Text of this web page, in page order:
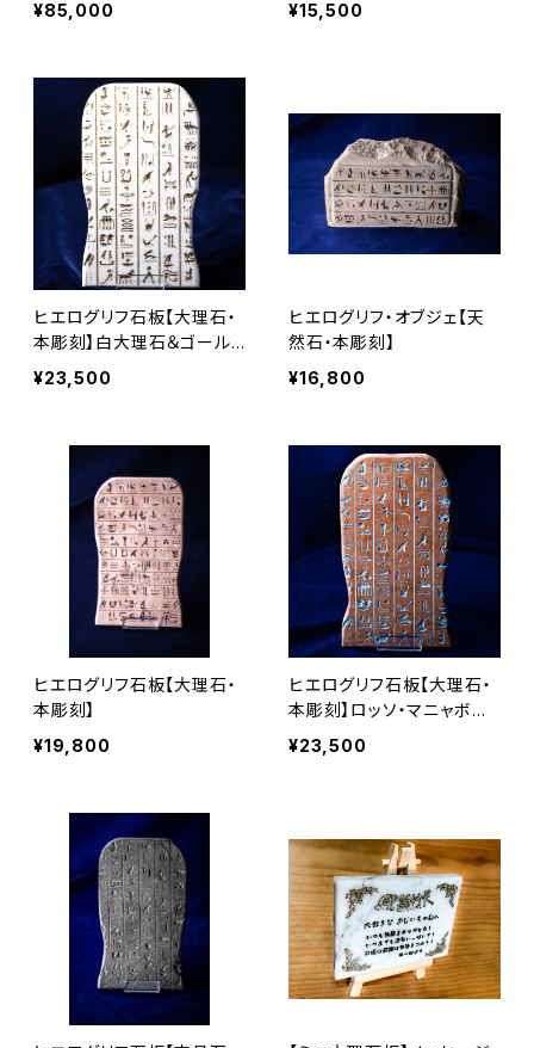
¥85,000 ¥15,500
ヒエログリフ石板【大理石・
本彫刻】白大理石＆ゴールド
レター
¥23,500
ヒエログリフ・オブジェ【天
然石・本彫刻】
¥16,800
ヒエログリフ石板【大理石・
本彫刻】
¥19,800
ヒエログリフ石板【大理石・
本彫刻】ロッソ・マニャボス
キ
¥23,500